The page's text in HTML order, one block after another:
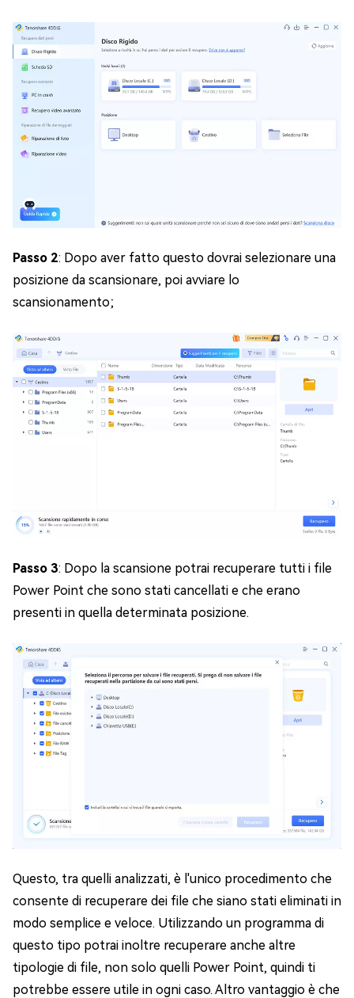
Passo 2: Dopo aver fatto questo dovrai selezionare una
posizione da scansionare, poi avviare lo
scansionamento;
Passo 3: Dopo la scansione potrai recuperare tutti i file
Power Point che sono stati cancellati e che erano
presenti in quella determinata posizione.
Questo, tra quelli analizzati, è l'unico procedimento che
consente di recuperare dei file che siano stati eliminati in
modo semplice e veloce. Utilizzando un programma di
questo tipo potrai inoltre recuperare anche altre
tipologie di file, non solo quelli Power Point, quindi ti
potrebbe essere utile in ogni caso. Altro vantaggio è che